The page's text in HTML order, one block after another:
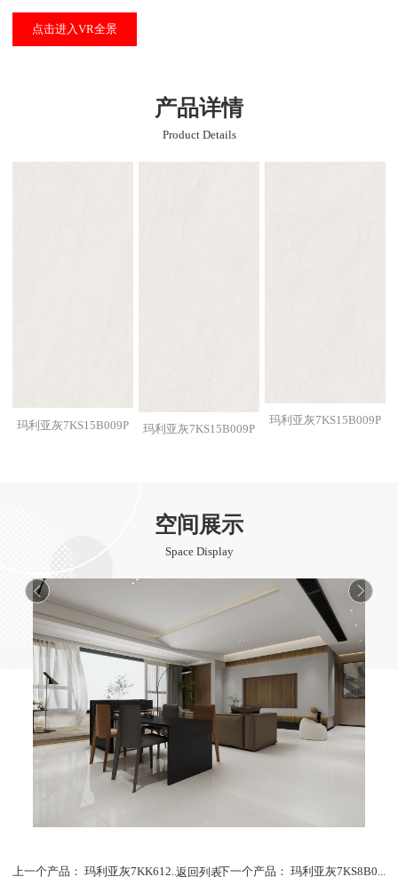
点击进入VR全景
产品详情
Product Details
玛利亚灰7KS15B009P 玛利亚灰7KS15B009P
玛利亚灰7KS15B009P
空间展示
Space Display
上一个产品： 玛利亚灰7KK612...返回列表下一个产品： 玛利亚灰7KS8B0...